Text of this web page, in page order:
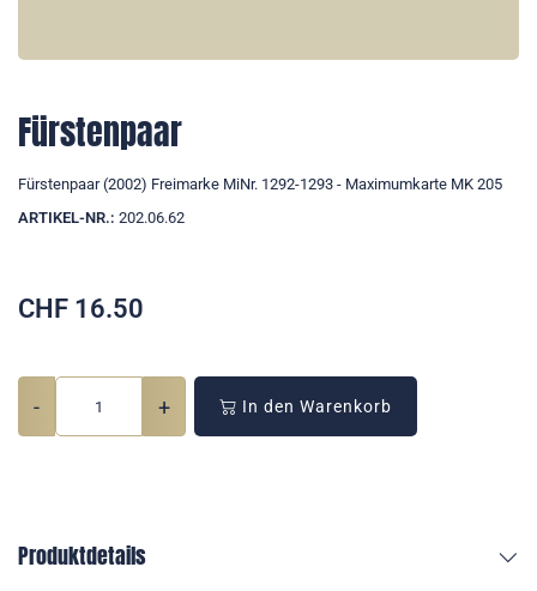
Fürstenpaar
Fürstenpaar (2002) Freimarke MiNr. 1292-1293 - Maximumkarte MK 205
ARTIKEL-NR.: 202.06.62
CHF 16.50
- + In den Warenkorb
Produktdetails